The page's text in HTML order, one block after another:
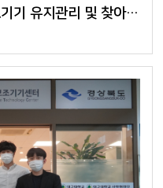
경북장애인자립생활센터 보조기기 유지관리 및 찾아가는 전시회 진행